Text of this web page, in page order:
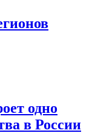
одно
в России